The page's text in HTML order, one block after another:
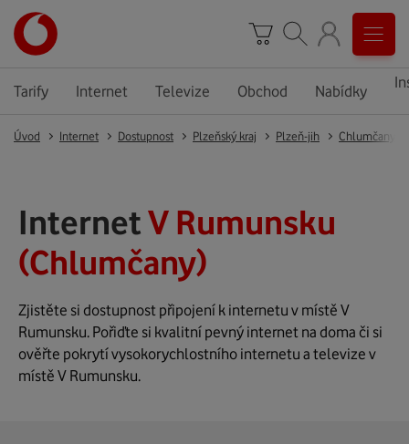
Tarify Internet Televize Obchod Nabídky
Úvod Internet Dostupnost Plzeňský kraj Plzeň-jih Chlumčany
InternetV Rumunsku
(Chlumčany)
Zjistěte si dostupnost připojení k internetu v místě V
Rumunsku. Pořiďte si kvalitní pevný internet na doma či si
ověřte pokrytí vysokorychlostního internetu a televize v
místě V Rumunsku.